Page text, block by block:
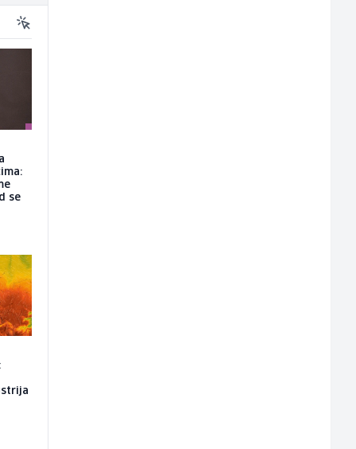
se